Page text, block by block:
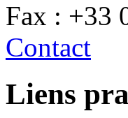
Fax : +33
Contact
Liens